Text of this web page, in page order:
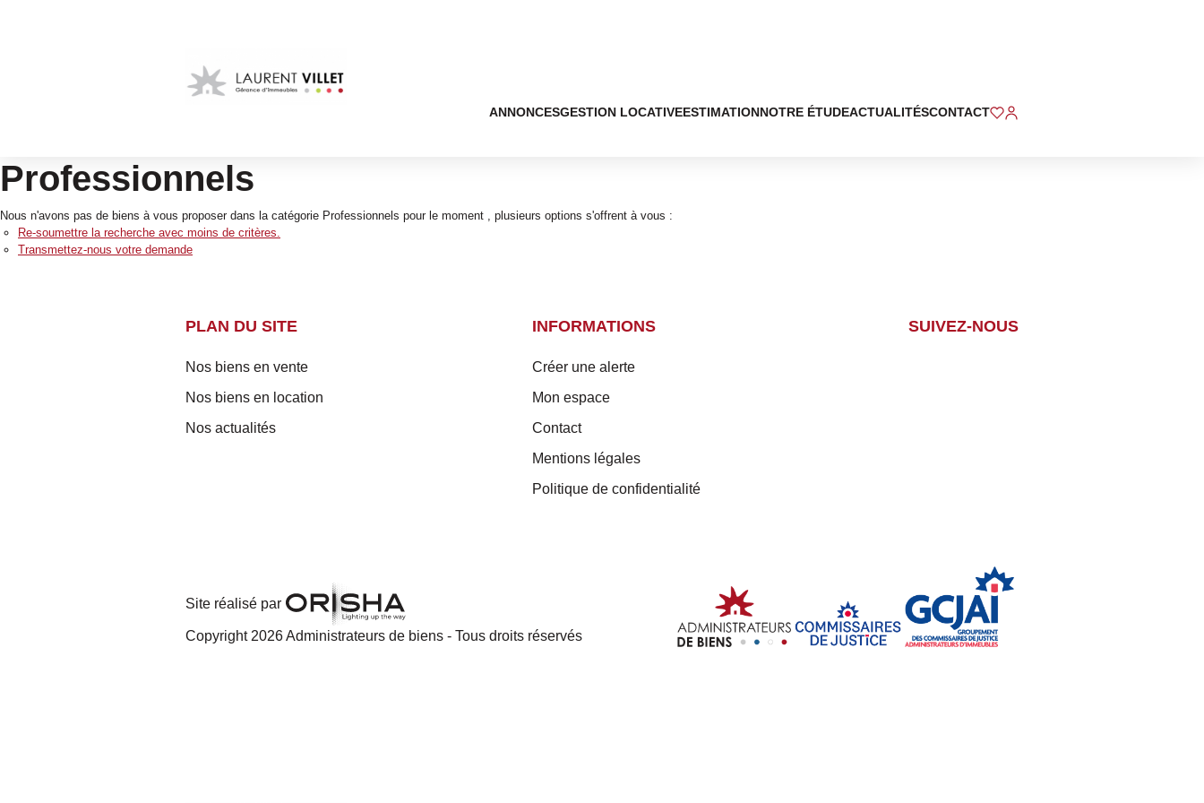
ANNONCESGESTION LOCATIVEESTIMATIONNOTRE ÉTUDEACTUALITÉSCONTACT
Professionnels
Nous n'avons pas de biens à vous proposer dans la catégorie Professionnels pour le moment , plusieurs options s'offrent à vous :
Re-soumettre la recherche avec moins de critères.
Transmettez-nous votre demande
PLAN DU SITE
Nos biens en vente
Nos biens en location
Nos actualités
INFORMATIONS
Créer une alerte
Mon espace
Contact
Mentions légales
Politique de confidentialité
SUIVEZ-NOUS
Site réalisé par
Copyright 2026 Administrateurs de biens - Tous droits réservés